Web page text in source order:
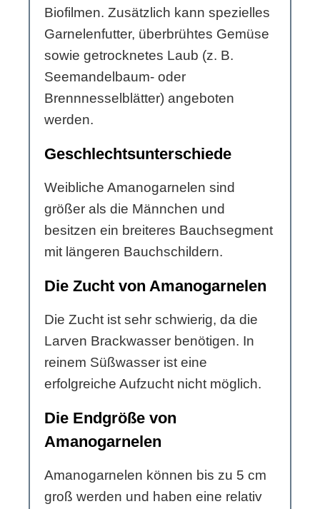
Biofilmen. Zusätzlich kann spezielles
Garnelenfutter, überbrühtes Gemüse
sowie getrocknetes Laub (z. B.
Seemandelbaum- oder
Brennnesselblätter) angeboten
werden.
Geschlechtsunterschiede
Weibliche Amanogarnelen sind
größer als die Männchen und
besitzen ein breiteres Bauchsegment
mit längeren Bauchschildern.
Die Zucht von Amanogarnelen
Die Zucht ist sehr schwierig, da die
Larven Brackwasser benötigen. In
reinem Süßwasser ist eine
erfolgreiche Aufzucht nicht möglich.
Die Endgröße von
Amanogarnelen
Amanogarnelen können bis zu 5 cm
groß werden und haben eine relativ